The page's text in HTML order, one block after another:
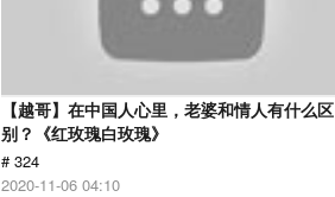
【越哥】在中国人心里，老婆和情人有什么区
别？《红玫瑰白玫瑰》
# 324
2020-11-06 04:10